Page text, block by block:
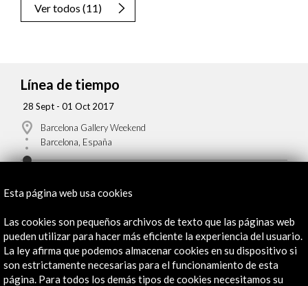
Ver todos (11)
Línea de tiempo
28 Sept - 01 Oct 2017
Barcelona Gallery Weekend
Barcelona, España
Recibe las últimas NOVEDADES
Suscríbete a nuestro boletín digital Ver último boletín
Esta página web usa cookies
Las cookies son pequeños archivos de texto que las páginas web
pueden utilizar para hacer más eficiente la experiencia del usuario.
La ley afirma que podemos almacenar cookies en su dispositivo si
son estrictamente necesarias para el funcionamiento de esta
página. Para todos los demás tipos de cookies necesitamos su